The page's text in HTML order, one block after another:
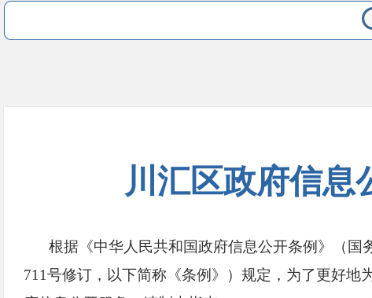
川汇区政府信息
根据《中华人民共和国政府信息公开条例》（国
711号修订，以下简称《条例》）规定，为了更好地